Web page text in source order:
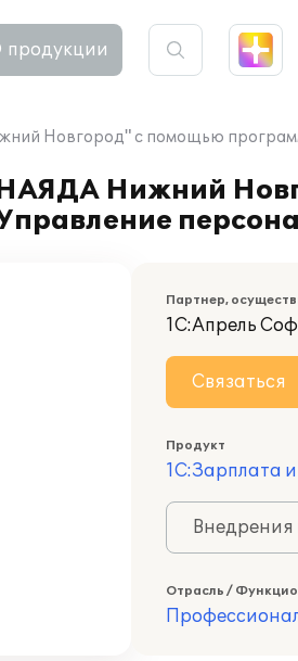
продукции
Новгород" с помощью
Нижний
Партнер,
1С:Апрель
Связаться
Продукт
1С:Зарплата
Внедрения
Отрасль /